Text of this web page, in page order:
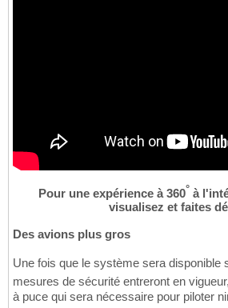
Pour une expérience à 360° à
visualisez et faites
Des avions plus gros
Une fois que le système sera disponible
mesures de sécurité entreront en
à puce qui sera nécessaire pour piloter